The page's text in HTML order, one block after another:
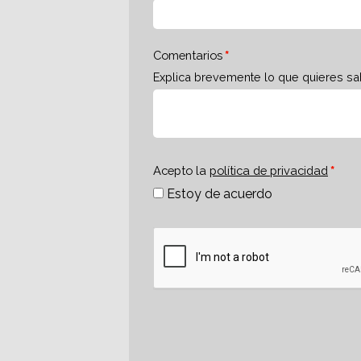
Comentarios
Explica brevemente lo que quieres
Acepto la política de privacidad
Estoy de acuerdo